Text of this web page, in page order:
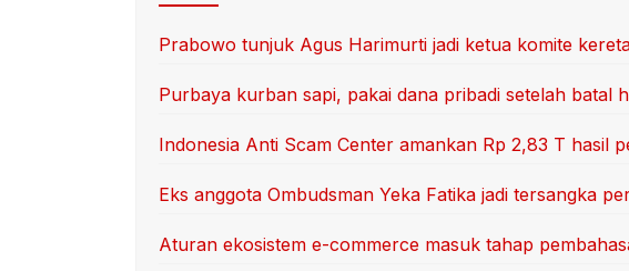
Prabowo tunjuk Agus Harimurti jadi ketua komite
Purbaya kurban sapi, pakai dana pribadi setelah batal
Indonesia Anti Scam Center amankan Rp 2,83 T hasil
Eks anggota Ombudsman Yeka Fatika jadi tersangka
Aturan ekosistem e-commerce masuk tahap